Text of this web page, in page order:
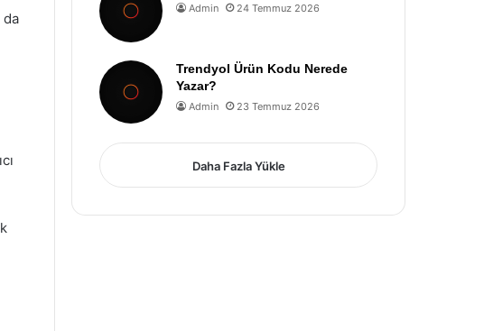
da
Admin 24 Temmuz 2026
Trendyol Ürün Kodu Nerede
Yazar?
Admin 23 Temmuz 2026
Daha Fazla Yükle